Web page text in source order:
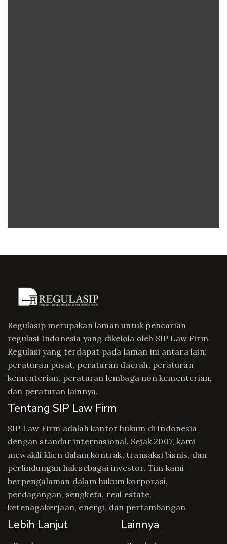
Regulasip merupakan laman untuk pencarian
regulasi Indonesia yang dikelola oleh SIP Law Firm.
Regulasi yang terdapat pada laman ini antara lain;
peraturan pusat, peraturan daerah, peraturan
kementerian, peraturan lembaga non kementerian,
dan peraturan lainnya.
Tentang SIP Law Firm
SIP Law Firm adalah kantor hukum di Indonesia
dengan standar internasional. Sejak 2007, kami
mewakili klien dalam kontrak, transaksi bisnis, dan
perlindungan hak sebagai investor. Tim kami
berpengalaman dalam hukum korporasi,
perdagangan, sengketa, real estate,
ketenagakerjaan, energi, dan pertambangan.
Lebih Lanjut Lainnya